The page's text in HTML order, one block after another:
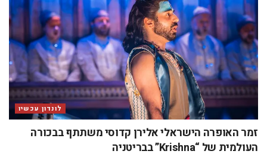
לונדון עכשיו
זמר האופרה הישראלי אלירן קדוסי משתתף בבכורה
העולמית של “Krishna” בבריטניה